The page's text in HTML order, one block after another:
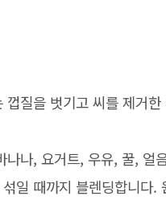
껍질을 벗기고 씨를 제거
나나, 요거트, 우유, 꿀, 얼
일 때까지 블렌딩합니다.